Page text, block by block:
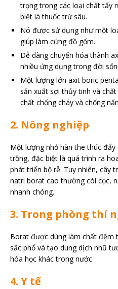
trọng trong các loại chất tẩy
biệt là thuốc trừ sâu.
Nó được sử dụng như một
giúp làm cứng đồ gốm.
Dễ dàng chuyển hóa thành
nhiều ứng dụng trong đời
Một lượng lớn axit boric
sản xuất sợi thủy tinh và
chất chống cháy và chống
2. Nông nghiệp
Một lượng nhỏ hàn the thúc
trồng, đặc biệt là quá trình ra
phát triển bộ rễ. Tuy nhiên, cây
natri borat cao thường còi cọc,
nhanh chóng.
3. Trong phòng thí
Borat được dùng làm chất đệm
sắc phổ và tạo dung dịch nhũ
hóa học khác trong nước.
4. Y tế